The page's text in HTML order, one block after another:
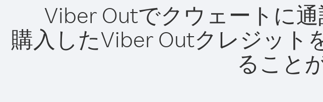
Viber Outでクウェートに
購入したViber Outクレジット
ること